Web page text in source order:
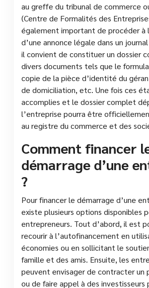
au greffe du tribunal de commerce
(Centre de Formalités des
également important de procéder à
d’une annonce légale dans un
il convient de constituer un dossier
divers documents tels que le
copie de la pièce d’identité du
de domiciliation, etc. Une fois ces
accomplies et le dossier complet
l’entreprise pourra être
au registre du commerce et des
Comment financer
démarrage d’une
?
Pour financer le démarrage d’une
existe plusieurs options disponibles
entrepreneurs. Tout d’abord, il est
recourir à l’autofinancement en
économies ou en sollicitant le
famille et des amis. Ensuite, les
peuvent envisager de contracter un
ou de faire appel à des investisseurs